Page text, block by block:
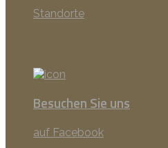
Standorte
Besuchen Sie uns
auf Facebook